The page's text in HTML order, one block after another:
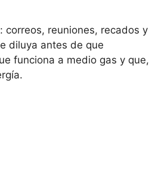
correos, reuniones, recados y
diluya antes de que
funciona a medio gas y que,